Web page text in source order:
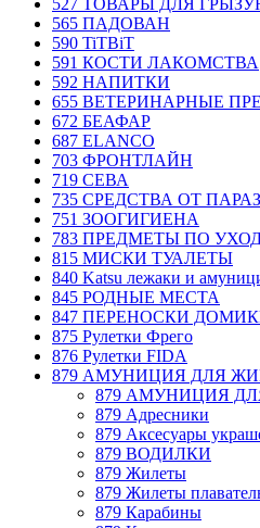
565 ПАДОВАН
590 TiTBiT
591 КОСТИ ЛАКОМСТВА
592 НАПИТКИ
655 ВЕТЕРИНАРНЫЕ
672 БЕАФАР
687 ELANCO
703 ФРОНТЛАЙН
719 СЕВА
735 СРЕДСТВА ОТ
751 ЗООГИГИЕНА
783 ПРЕДМЕТЫ ПО
815 МИСКИ ТУАЛЕТЫ
840 Katsu лежаки и
845 РОДНЫЕ МЕСТА
847 ПЕРЕНОСКИ
875 Рулетки Фрего
876 Рулетки FIDA
879 АМУНИЦИЯ ДЛЯ
879 АМУНИЦИЯ
879 Адресники
879 Аксесуары
879 ВОДИЛКИ
879 Жилеты
879 Жилеты
879 Карабины